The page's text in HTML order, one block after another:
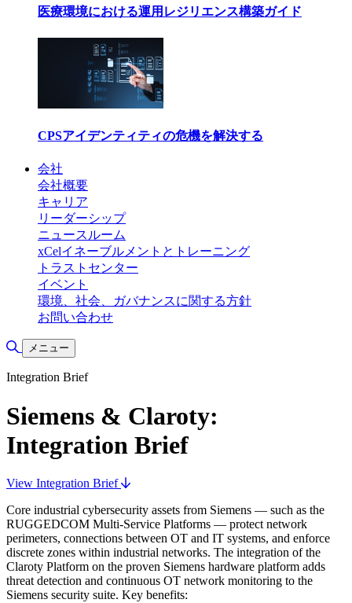
医療環境における運用レジリエンス構築ガイド
CPSアイデンティティの危機を解決する
会社
会社概要
キャリア
リーダーシップ
ニュースルーム
xCelイネーブルメントとトレーニング
トラストセンター
イベント
環境、社会、ガバナンスに関する方針
お問い合わせ
検索の切り替え
メニュー
Integration Brief
Siemens & Claroty:
Integration Brief
View Integration Brief
Core industrial cybersecurity assets from Siemens — such as the
RUGGEDCOM Multi-Service Platforms — protect network
perimeters, connections between OT and IT systems, and enforce
discrete zones within industrial networks. The integration of the
Claroty Platform on the proven Siemens hardware platform adds
threat detection and continuous OT network monitoring to the
Siemens security suite. Key benefits: